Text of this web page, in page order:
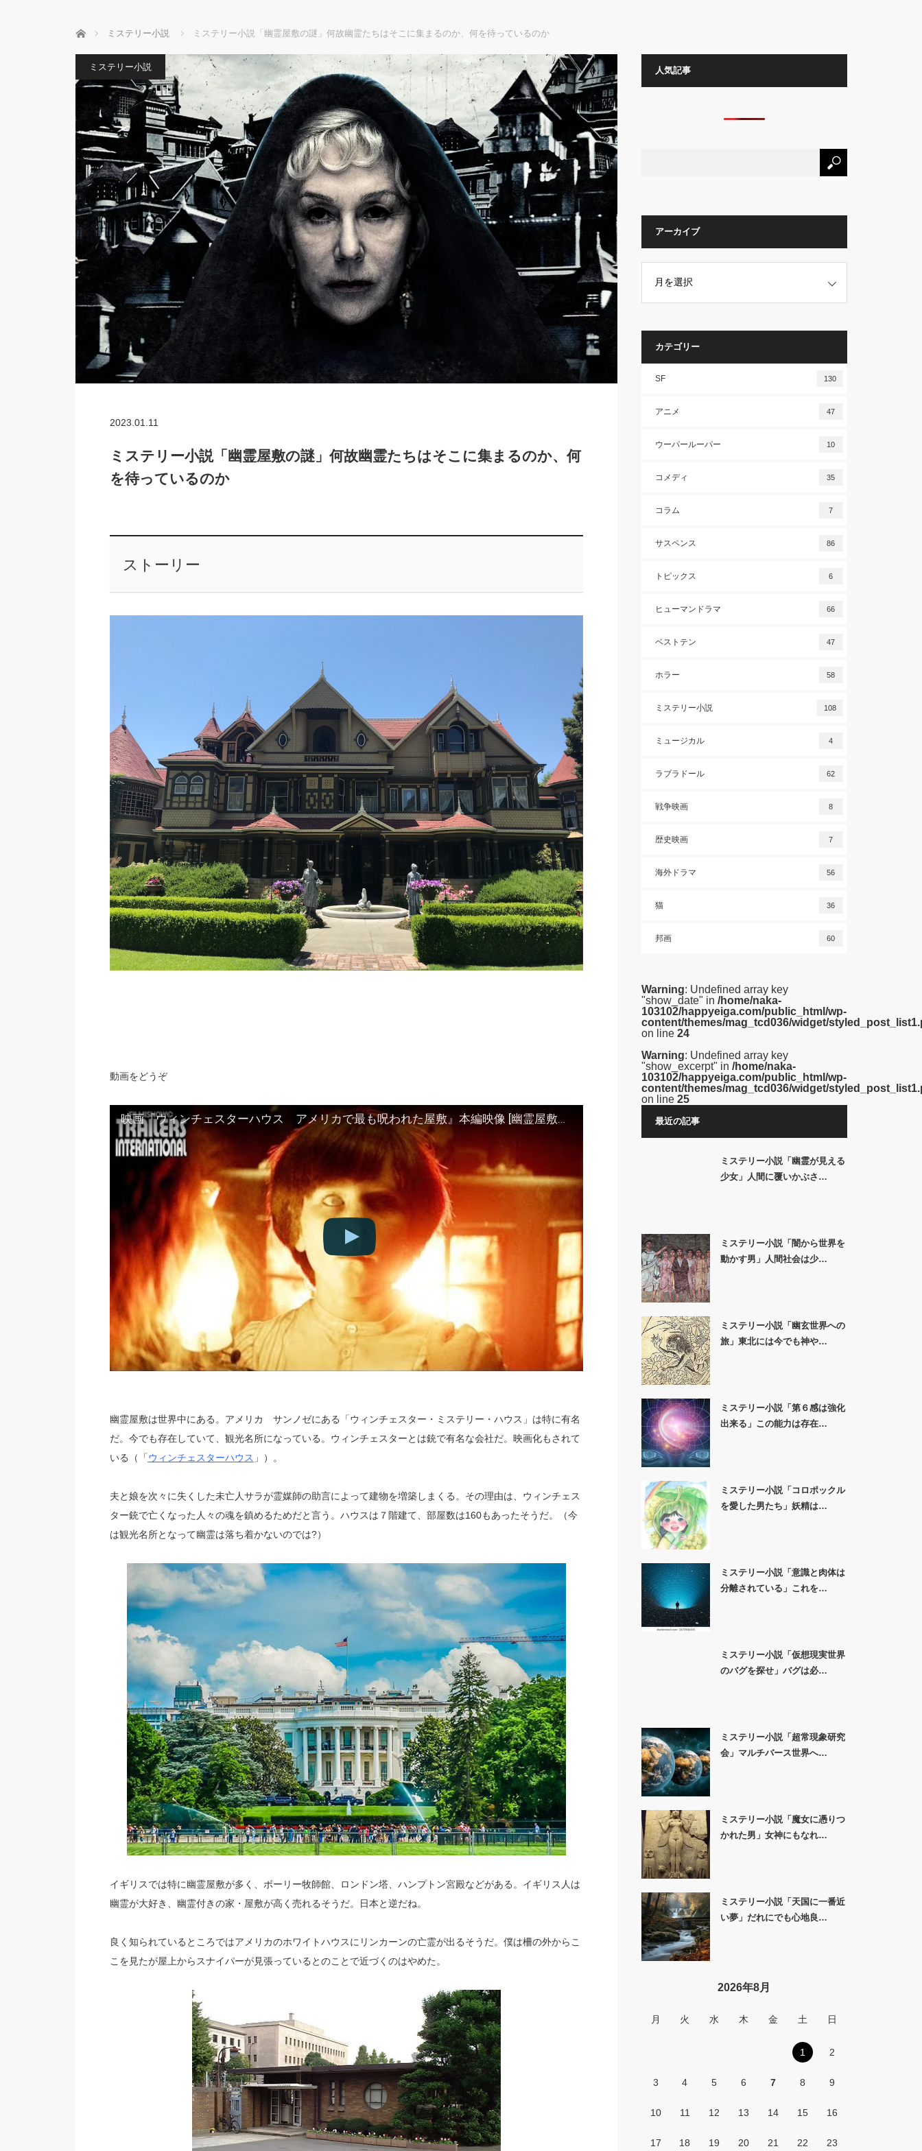
ホーム ミステリー小説 ミステリー小説「幽霊屋敷の謎」何故幽霊たちはそこに集まるのか、何を待っているのか
ミステリー小説
2023.01.11
ミステリー小説「幽霊屋敷の謎」何故幽霊たちはそこに集まるのか、何
を待っているのか
ストーリー
動画をどうぞ
映画『ウィンチェスターハウス アメリカで最も呪われた屋敷』本編映像 [幽霊屋敷の実話]
幽霊屋敷は世界中にある。アメリカ サンノゼにある「ウィンチェスター・ミステリー・ハウス」は特に有名
だ。今でも存在していて、観光名所になっている。ウィンチェスターとは銃で有名な会社だ。映画化もされて
いる（「ウィンチェスターハウス 」）。
夫と娘を次々に失くした未亡人サラが霊媒師の助言によって建物を増築しまくる。その理由は、ウィンチェス
ター銃で亡くなった人々の魂を鎮めるためだと言う。ハウスは７階建て、部屋数は160もあったそうだ。（今
は観光名所となって幽霊は落ち着かないのでは?）
イギリスでは特に幽霊屋敷が多く、ボーリー牧師館、ロンドン塔、ハンプトン宮殿などがある。イギリス人は
幽霊が大好き、幽霊付きの家・屋敷が高く売れるそうだ。日本と逆だね。
良く知られているところではアメリカのホワイトハウスにリンカーンの亡霊が出るそうだ。僕は柵の外からこ
こを見たが屋上からスナイパーが見張っているとのことで近づくのはやめた。
人気記事
アーカイブ
カテゴリー
SF 130
アニメ 47
ウーパールーパー 10
コメディ 35
コラム 7
サスペンス 86
トピックス 6
ヒューマンドラマ 66
ベストテン 47
ホラー 58
ミステリー小説 108
ミュージカル 4
ラブラドール 62
戦争映画 8
歴史映画 7
海外ドラマ 56
猫 36
邦画 60
Warning: Undefined array key
"show_date" in /home/naka-
103102/happyeiga.com/public_html/wp-
content/themes/mag_tcd036/widget/
on line 24
Warning: Undefined array key
"show_excerpt" in /home/naka-
103102/happyeiga.com/public_html/wp-
content/themes/mag_tcd036/widget/
on line 25
最近の記事
ミステリー小説「幽霊が見える
少女」人間に覆いかぶさ…
ミステリー小説「闇から世界を
動かす男」人間社会は少…
ミステリー小説「幽玄世界への
旅」東北には今でも神や…
ミステリー小説「第６感は強化
出来る」この能力は存在…
ミステリー小説「コロポックル
を愛した男たち」妖精は…
ミステリー小説「意識と肉体は
分離されている」これを…
ミステリー小説「仮想現実世界
のバグを探せ」バグは必…
ミステリー小説「超常現象研究
会」マルチバース世界へ…
ミステリー小説「魔女に憑りつ
かれた男」女神にもなれ…
ミステリー小説「天国に一番近
い夢」だれにでも心地良…
2026年8月
月 火 水 木 金 土 日
1 2
3 4 5 6 7 8 9
10 11 12 13 14 15 16
17 18 19 20 21 22 23